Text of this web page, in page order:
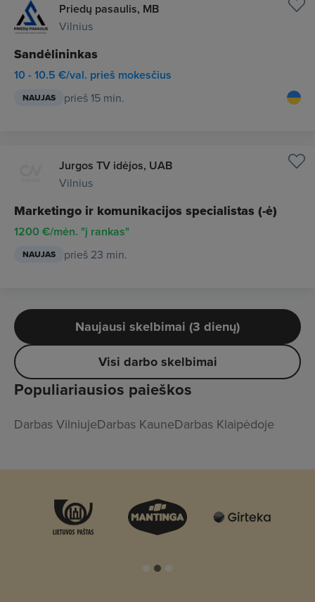
Priedų pasaulis, MB
Vilnius
Sandėlininkas
10 - 10.5 €/val. prieš mokesčius
NAUJAS prieš 15 min.
Jurgos TV idėjos, UAB
Vilnius
Marketingo ir komunikacijos specialistas (-ė)
1200 €/mėn. "į rankas"
NAUJAS prieš 23 min.
Naujausi skelbimai (3 dienų)
Visi darbo skelbimai
Populiariausios paieškos
Darbas VilniujeDarbas KauneDarbas Klaipėdoje